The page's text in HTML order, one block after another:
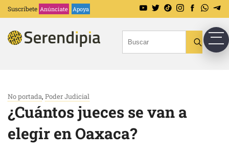
Suscríbete Anúnciate Apoya
No portada, Poder Judicial
¿Cuántos jueces se van a
elegir en Oaxaca?